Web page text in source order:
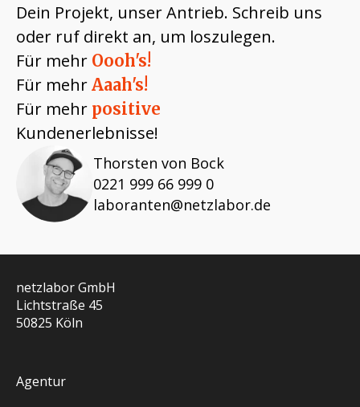
Dein Projekt, unser Antrieb. Schreib uns
oder ruf direkt an, um loszulegen.
Für mehr Oooh's!
Für mehr Aaah's!
Für mehr positive
Kundenerlebnisse!
Thorsten von Bock
0221 999 66 999 0
laboranten@netzlabor.de
netzlabor GmbH
Lichtstraße 45
50825 Köln
Agentur